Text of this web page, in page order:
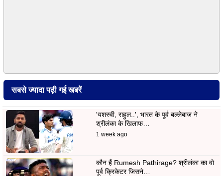
सबसे ज्यादा पढ़ी गई खबरें
'यशस्वी, राहुल..', भारत के पूर्व बल्लेबाज ने
श्रीलंका के खिलाफ…
1 week ago
कौन हैं Rumesh Pathirage? श्रीलंका का वो
पूर्व क्रिकेटर जिसने…